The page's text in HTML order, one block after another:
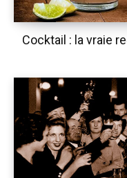
Cocktail : la vraie